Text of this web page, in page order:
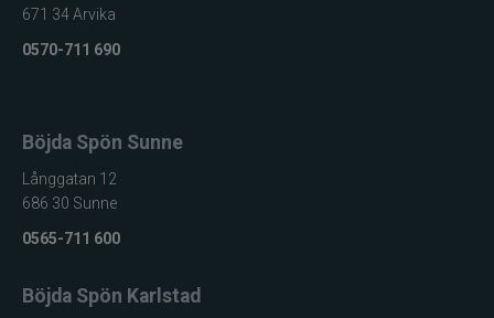
671 34 Arvika
0570-711 690
Böjda Spön Sunne
Långgatan 12
686 30 Sunne
0565-711 600
Böjda Spön Karlstad